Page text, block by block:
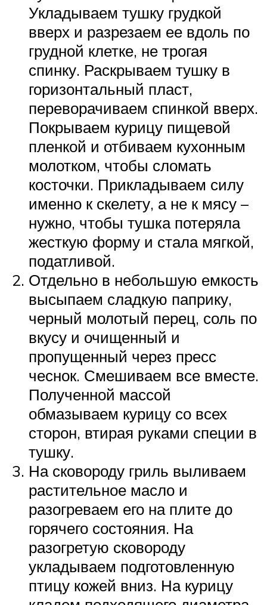
Укладываем тушку грудкой
вверх и разрезаем ее вдоль по
грудной клетке, не трогая
спинку. Раскрываем тушку в
горизонтальный пласт,
переворачиваем спинкой вверх.
Покрываем курицу пищевой
пленкой и отбиваем кухонным
молотком, чтобы сломать
косточки. Прикладываем силу
именно к скелету, а не к мясу –
нужно, чтобы тушка потеряла
жесткую форму и стала мягкой,
податливой.
Отдельно в небольшую емкость
высыпаем сладкую паприку,
черный молотый перец, соль по
вкусу и очищенный и
пропущенный через пресс
чеснок. Смешиваем все вместе.
Полученной массой
обмазываем курицу со всех
сторон, втирая руками специи в
тушку.
На сковороду гриль выливаем
растительное масло и
разогреваем его на плите до
горячего состояния. На
разогретую сковороду
укладываем подготовленную
птицу кожей вниз. На курицу